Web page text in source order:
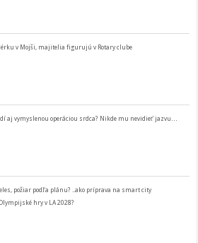
v Mojši, majitelia figurujú v Rotary clube
aj vymyslenou operáciou srdca? Nikde mu nevidieť jazvu…
požiar podľa plánu? ..ako príprava na smart city
hry v LA 2028?